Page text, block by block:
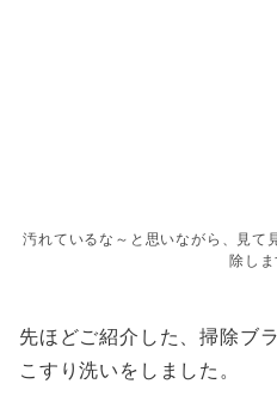
汚れているな～と思いながら、見て
除しま
先ほどご紹介した、掃除ブ
こすり洗いをしました。